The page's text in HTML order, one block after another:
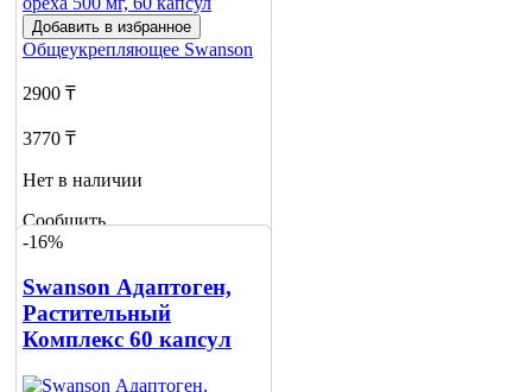
Добавить в избранное
Общеукрепляющее Swanson
2900 ₸
3770 ₸
Нет в наличии
Сообщить
о наличии
-16%
Swanson Адаптоген,
Растительный
Комплекс 60 капсул